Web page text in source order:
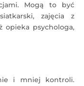
Mogą to być
zajęcia z
opieka psychologa,
i mniej kontroli.